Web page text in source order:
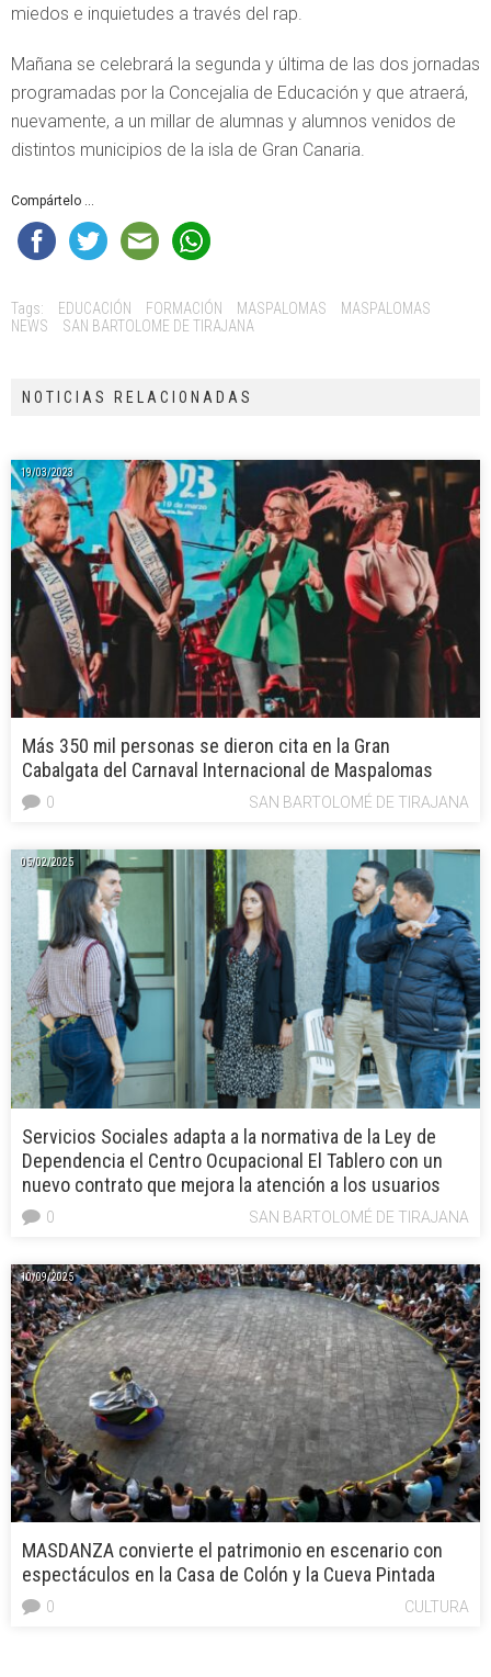
miedos e inquietudes a través del rap.
Mañana se celebrará la segunda y última de las dos jornadas
programadas por la Concejalia de Educación y que atraerá,
nuevamente, a un millar de alumnas y alumnos venidos de
distintos municipios de la isla de Gran Canaria.
Compártelo ...
Tags: EDUCACIÓN FORMACIÓN MASPALOMAS
MASPALOMAS
NEWS
SAN BARTOLOME DE TIRAJANA
NOTICIAS RELACIONADAS
19/03/2023
Más 350 mil personas se dieron cita en la Gran
Cabalgata del Carnaval Internacional de Maspalomas
SAN BARTOLOMÉ DE TIRAJANA
0
05/02/2025
Servicios Sociales adapta a la normativa de la Ley de
Dependencia el Centro Ocupacional El Tablero con un
nuevo contrato que mejora la atención a los usuarios
SAN BARTOLOMÉ DE TIRAJANA
0
10/09/2025
MASDANZA convierte el patrimonio en escenario con
espectáculos en la Casa de Colón y la Cueva Pintada
CULTURA
0